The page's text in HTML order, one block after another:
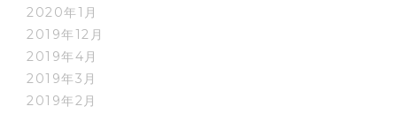
2020年1月
2019年12月
2019年4月
2019年3月
2019年2月